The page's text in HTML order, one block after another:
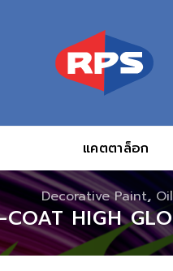
แคตตาล็อก
Decorative Paint,
COAT HIGH